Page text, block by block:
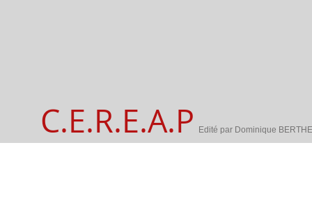
C.E.R.E.A.P Edité par Dominique